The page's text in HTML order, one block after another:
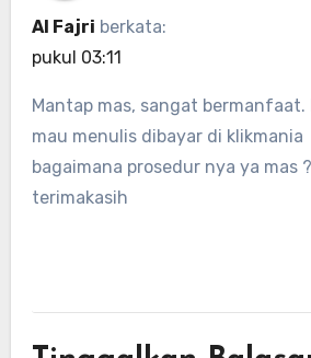
Al Fajri berkata:
pukul 03:11
Mantap mas, sangat bermanfaat.
mau menulis dibayar di klikmania
bagaimana prosedur nya ya mas ?
terimakasih